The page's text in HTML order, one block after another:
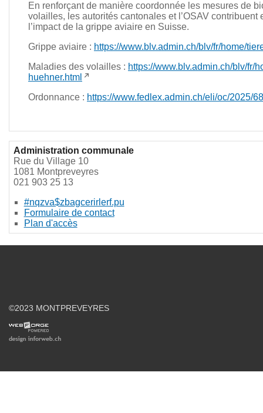
En renforçant de manière coordonnée les mesures de
volailles, les autorités cantonales et l’OSAV
l’impact de la grippe aviaire en Suisse.
Grippe aviaire : https://www.blv.admin.ch/blv/fr/home/
Maladies des volailles : https://www.blv.admin.ch/blv/fr/
huehner.html
Ordonnance : https://www.fedlex.admin.ch/eli/oc/2025/
Administration communale
Rue du Village 10
1081 Montpreveyres
021 903 25 13
#nqzva$zbagcerirlerf.pu
Formulaire de contact
Plan d'accès
©2023 MONTPREVEYRES